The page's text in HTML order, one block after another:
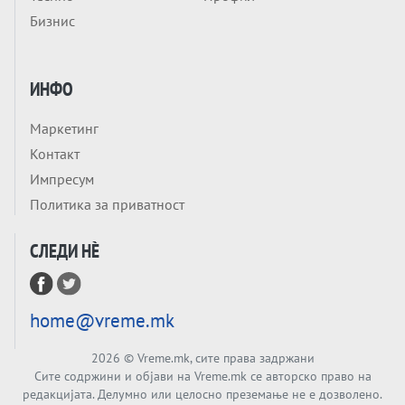
европската уметност за уредување на
голем потрес?
Кинеска ракета испукана во Пацификот.
Што значи тоа за СТРАТЕШКИОТ ЈАЗИК
ВО СВЕТОТ?
Tема
Бизнис
ИНФО
Маркетинг
Контакт
Импресум
Политика за приватност
СЛЕДИ НÈ
home@vreme.mk
2026 © Vreme.mk, сите права задржани
Сите содржини и објави на Vreme.mk се авторско право на
редакцијата. Делумно или целосно преземање не е дозволено.